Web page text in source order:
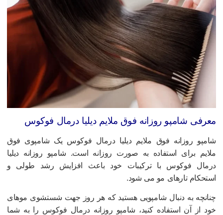
شامپو روزانه فوق ملایم دیلیا درمال فوکوس
روزانه فوق ملایم دیلیا درمال فوکوس یک شامپوی فوق
برای استفاده به صورت روزانه است. شامپو روزانه دیلیا
فوکوس با ترکیبات خود باعث افزایش رشد طولی و
تارهای مو می شود.
به دنبال شامپویی هستید که هر روز جهت شستشوی موهای
از آن استفاده کنید، شامپو روزانه درمال فوکوس را به شما